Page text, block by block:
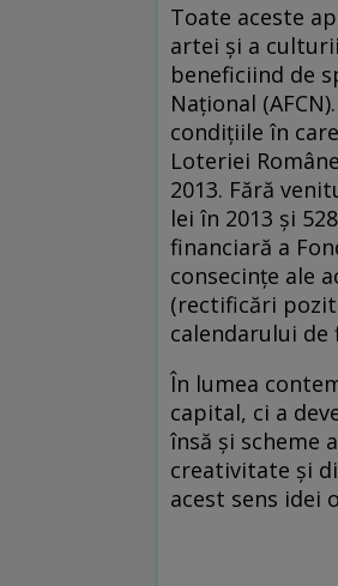
Toate aceste
artei şi a
beneficiind de
Naţional
condiţiile în
Loteriei
2013. Fără
lei în 2013 şi
financiară a
consecinţe ale
(rectificări
calendarului de
În lumea
capital, ci a
însă şi scheme
creativitate şi
acest sens idei